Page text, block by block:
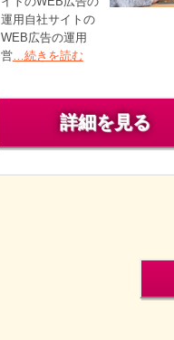
運用自社サイトの
WEB広告の運用
営…続きを読む
詳細を見る